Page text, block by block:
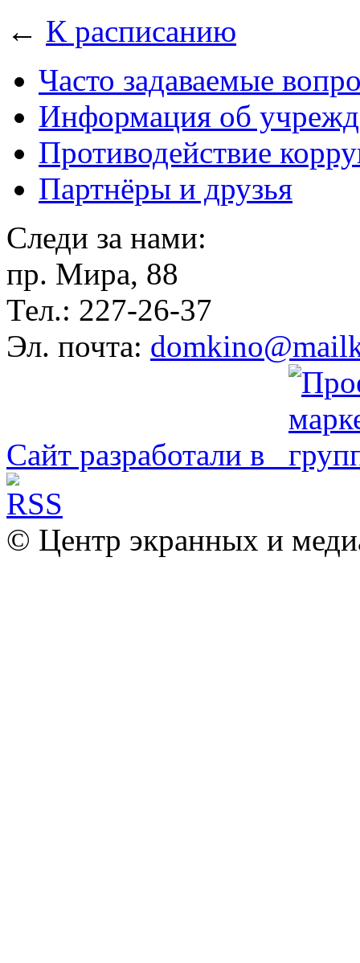
← К расписанию
Часто задаваемые
Информация об
Противодействие
Партнёры и друзья
Следи за нами:
пр. Мира, 88
Тел.: 227-26-37
Эл. почта:
Сайт разработали в
© Центр экранных и